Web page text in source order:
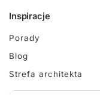
Inspiracje
Porady
Blog
Strefa architekta